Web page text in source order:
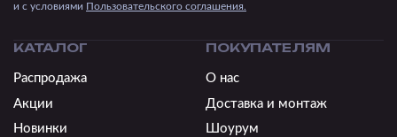
и c условиями Пользовательского соглашения.
КАТАЛОГ
Распродажа
Акции
Новинки
ПОКУПАТЕЛЯМ
О нас
Доставка и монтаж
Шоурум